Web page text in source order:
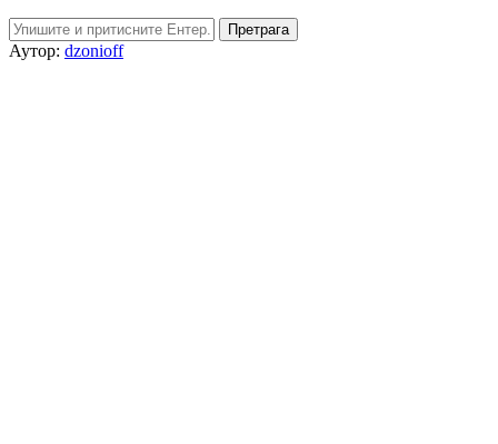
Претрага
Аутор: dzonioff